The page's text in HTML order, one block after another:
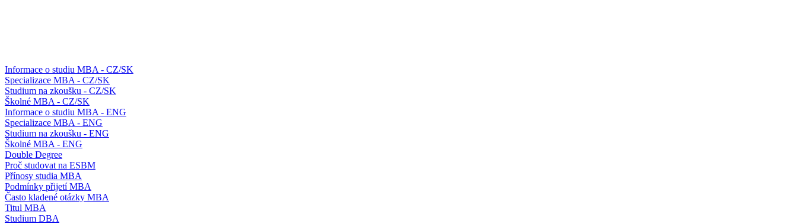
Informace o studiu MBA - CZ/SK
Specializace MBA - CZ/SK
Studium na zkoušku - CZ/SK
Školné MBA - CZ/SK
Informace o studiu MBA - ENG
Specializace MBA - ENG
Studium na zkoušku - ENG
Školné MBA - ENG
Double Degree
Proč studovat na ESBM
Přínosy studia MBA
Podmínky přijetí MBA
Často kladené otázky MBA
Titul MBA
Studium DBA